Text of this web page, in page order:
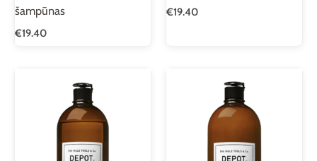
šampūnas
€19.40
€19.40